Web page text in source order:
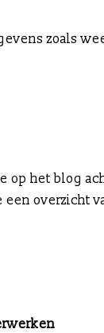
zoals
het blog
overzicht